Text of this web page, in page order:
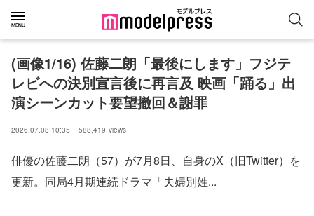
(画像1/16) 佐藤二朗「最後にします」フジテ
レビへの決別宣言後に再言及 映画「踊る」出
演シーンカット要望撤回＆謝罪
2026.07.08 10:35 588,419 views
俳優の佐藤二朗（57）が7月8日、自身のX（旧Twitter）を
更新。同局4月期連続ドラマ「夫婦別姓...